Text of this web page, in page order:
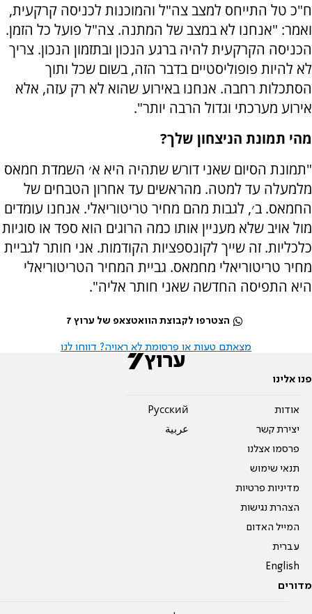
ח"כ טל התייחס למצב צה"ל והמוכנות לכניסה קרקעית,
ואמר: "אנחנו לא במצב של המתנה. צה"ל פועל כל הזמן.
הכניסה הקרקעית להיה ברגע הנכון ובתזמון הנכון. צריך
לא להיות פופוליסטיים בדבר הזה, בשום שכל ותוך
הסתכלות רחבה. אנחנו באירוע שהוא לא רק עזה, אלא
אירוע מערכתי וגדול הרבה יותר".
מהי תמונת הניצחון שלך?
"תמונת הסיום שאני דורש שתהיה היא א׳ השמדת חמאס
מלמעלה עד למטה. מהראשים עד אחרון הטבחים של
החמאס. ב׳, לגבות מהם מחיר טריטוריאלי. אנחנו עומדים
מול אויב שלא מעניין אותו כמה הרוגים הוא ספד או סוגיות
כלכליות. זה שייך לקונספציות הקודמות. אני חותר לגביית
מחיר טריטוריאלי מחמאס. גביית המחיר הטריטוריאלי
היא התפיסה החדשה שאני חותר אליה".
הצטרפו לקבוצת הוואטצאפ של ערוץ 7
מצאתם טעות או פרסומת לא ראויה? דווחו לנו
פנו אלינו
אודות
יצירת קשר
פרסמו אצלנו
תנאי שימוש
מדיניות פרטיות
הצהרת נגישות
המייל האדום
עברית
English
Pусский
عربية
מדורים